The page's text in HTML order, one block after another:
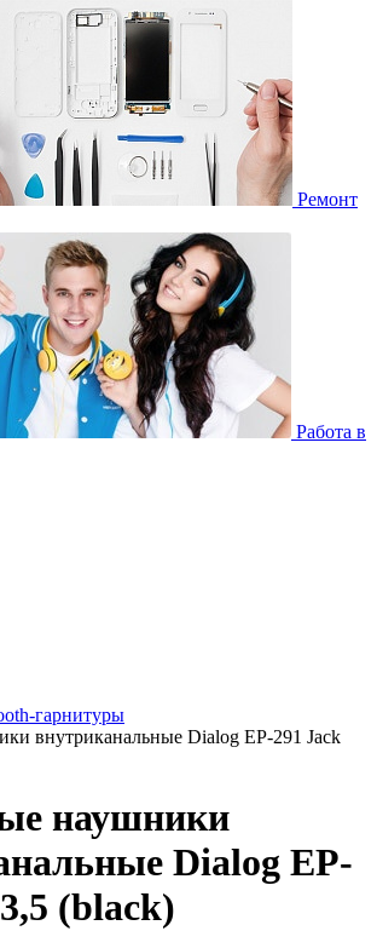
Ремонт
Работа в
гарнитуры
внутриканальные Dialog EP-291 Jack
наушники
Dialog EP-
(black)